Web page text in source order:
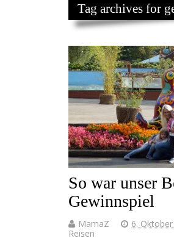
Tag archives for
So war unser
Gewinnspiel
MamaZ 6.
Reisen